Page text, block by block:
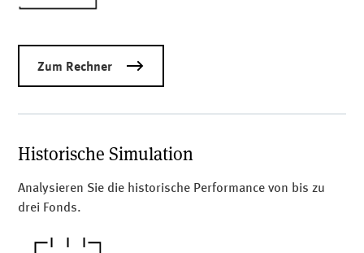
Zum Rechner
Historische Simulation
Analysieren Sie die historische Performance von bis zu
drei Fonds.